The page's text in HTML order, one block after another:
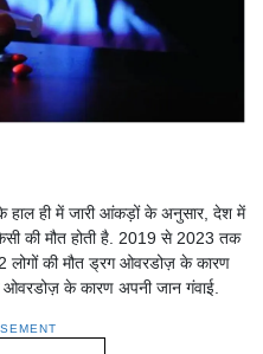
के हाल ही में जारी आंकड़ों के अनुसार, देश में
की मौत होती है. 2019 से 2023 तक
की मौत ड्रग ओवरडोज़ के कारण
के कारण अपनी जान गंवाई.